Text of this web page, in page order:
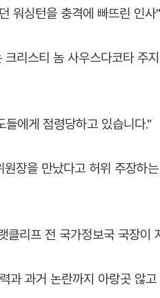
워싱턴을 충격에 빠뜨린 인
리스티 놈 사우스다코타 주
에게 점령당하고 있습니다."
장을 만났다고 허위 주장하
리프 전 국가정보국 국장이
과 과거 논란까지 아랑곳 않